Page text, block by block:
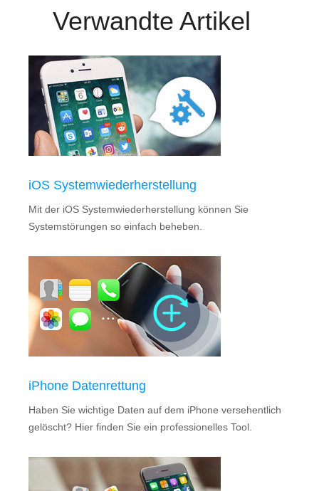
Verwandte Artikel
iOS Systemwiederherstellung
Mit der iOS Systemwiederherstellung können Sie
Systemstörungen so einfach beheben.
iPhone Datenrettung
Haben Sie wichtige Daten auf dem iPhone versehentlich
gelöscht? Hier finden Sie ein professionelles Tool.